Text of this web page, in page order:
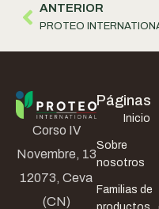
ANTERIOR
Corso IV
Novembre, 13
12073, Ceva
(CN)
Páginas
Inicio
Sobre
nosotros
Familias de